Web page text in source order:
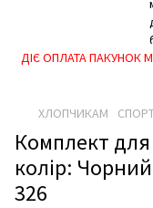
ДІЄ ОПЛАТА ПАКУНОК
ХЛОПЧИКАМ
Комплект
колір:
326